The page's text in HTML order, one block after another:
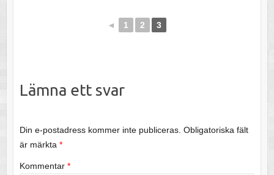
◄ 1 2 3
Lämna ett svar
Din e-postadress kommer inte publiceras. Obligatoriska fält
är märkta *
Kommentar *